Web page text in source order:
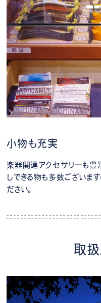
小物も充実
楽器関連アクセサリーも豊
しできる物も多数ございま
ださい。
取